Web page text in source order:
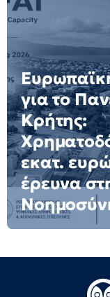
για το
Κρήτης:
εκατ.
έρευνα